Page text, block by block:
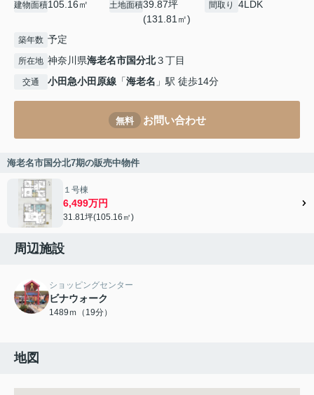
建物面積105.16㎡ 土地面積39.87坪
(131.81㎡)
間取り 4LDK
築年数 予定
所在地 神奈川県海老名市国分北３丁目
交通 小田急小田原線 「海老名 」駅 徒歩14分
無料 お問い合わせ
海老名市国分北7期の販売中物件
１号棟
6,499万円
31.81坪(105.16㎡)
周辺施設
ショッピングセンター
ビナウォーク
1489ｍ（19分）
地図